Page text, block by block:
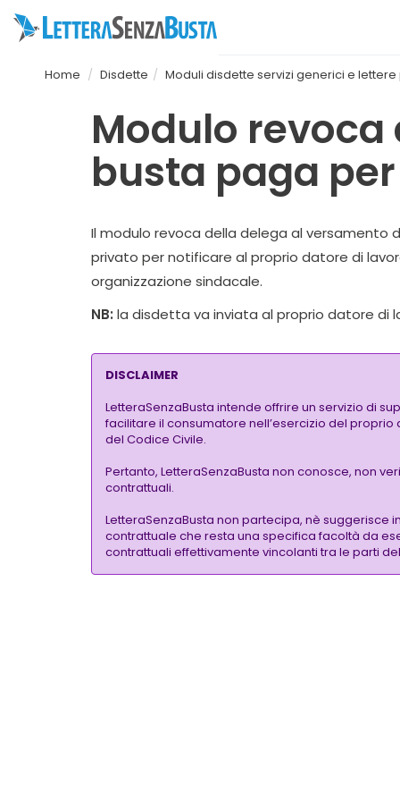
Home Disdette Moduli disdette servizi generici e
Modulo
busta paga
Il modulo revoca della delega al
privato per notificare al proprio datore di
organizzazione sindacale.
NB: la disdetta va inviata al proprio datore di
DISCLAIMER
LetteraSenzaBusta intende offrire un servizio di
facilitare il consumatore nell’esercizio del
del Codice Civile.
Pertanto, LetteraSenzaBusta non conosce, non
contrattuali.
LetteraSenzaBusta non partecipa, nè
contrattuale che resta una specifica facoltà da
contrattuali effettivamente vincolanti tra le parti